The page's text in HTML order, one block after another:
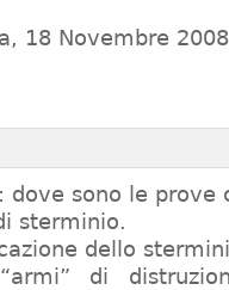
18 Novembre
dove sono le prove
sterminio.
dello
di